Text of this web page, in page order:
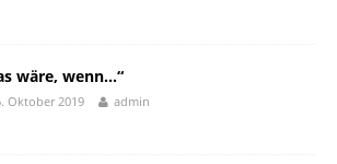
wäre, wenn…“
Oktober 2019 admin